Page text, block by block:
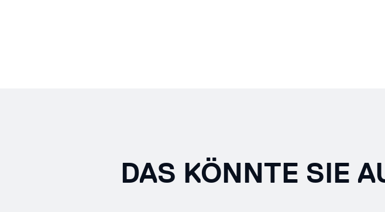
DAS KÖNNTE SIE